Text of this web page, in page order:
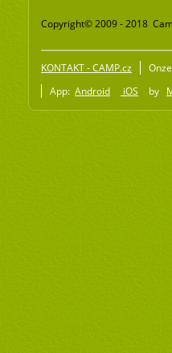
Copyright© 2009 - 2018
KONTAKT - CAMP.cz
App: Android iOS by